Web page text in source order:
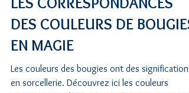
Nathalie Le Coroller
13 min de lecture
LES CORRESPONDANCES
DES COULEURS DE BOUGIES
EN MAGIE